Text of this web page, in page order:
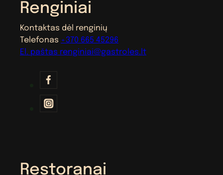
Renginiai
Kontaktas dėl renginių
Telefonas +370 665 45296
El. paštas renginiai@gastroles.lt
Restoranai